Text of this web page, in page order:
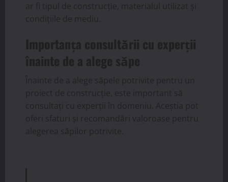
ar fi tipul de construcție, materialul utilizat și
condițiile de mediu.
Importanța consultării cu experții
înainte de a alege săpe
Înainte de a alege săpele potrivite pentru un
proiect de construcție, este important să
consultați cu experții în domeniu. Aceștia pot
oferi sfaturi și recomandări valoroase pentru
alegerea săpilor potrivite.